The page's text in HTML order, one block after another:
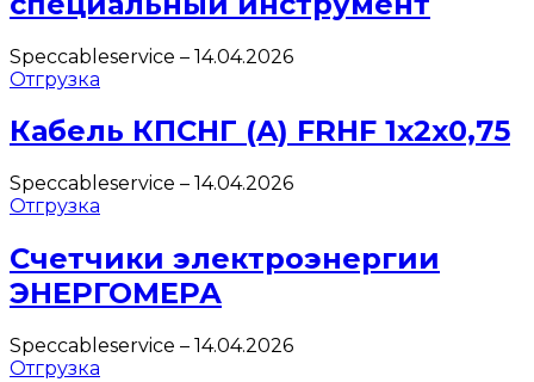
Speccableservice – 14.04.2026
Отгрузка
Кабель КПСНГ (A) FRHF 1х2х0,75
Speccableservice – 14.04.2026
Отгрузка
Счетчики электроэнергии
ЭНЕРГОМЕРА
Speccableservice – 14.04.2026
Отгрузка